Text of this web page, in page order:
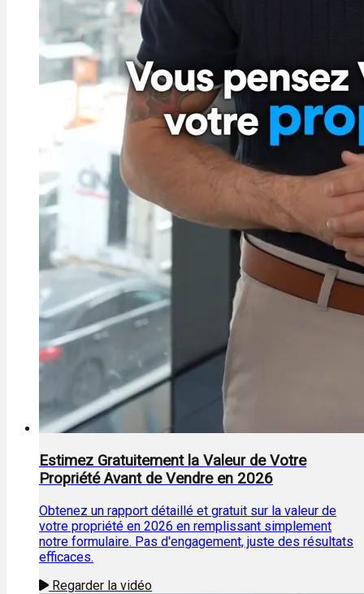
Estimez Gratuitement la Valeur de Votre
Propriété Avant de Vendre en 2026
Obtenez un rapport détaillé et gratuit sur la valeur de
votre propriété en 2026 en remplissant simplement
notre formulaire. Pas d'engagement, juste des résultats
efficaces.
Regarder la vidéo